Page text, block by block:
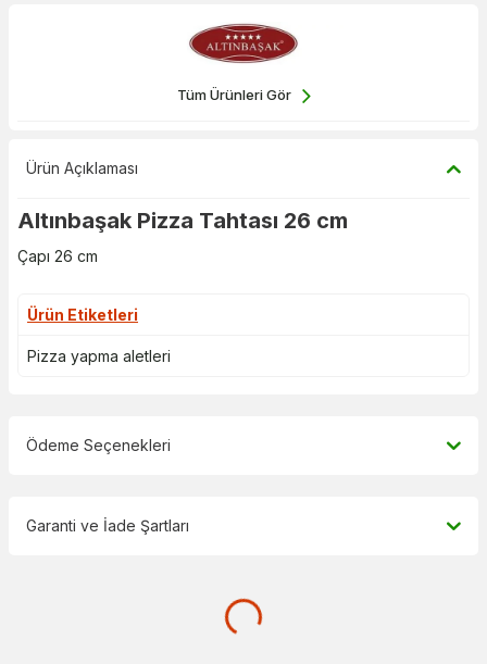
Tüm Ürünleri Gör
Ürün Açıklaması
Altınbaşak Pizza Tahtası 26 cm
Çapı 26 cm
Ürün Etiketleri
Pizza yapma aletleri
Ödeme Seçenekleri
Garanti ve İade Şartları